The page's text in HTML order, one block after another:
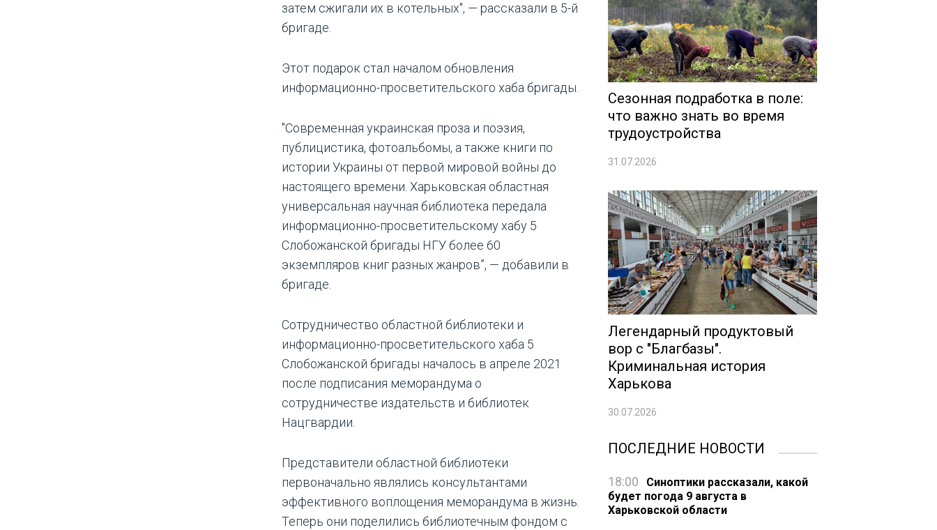
затем сжигали их в котельных", — рассказали в 5-й
бригаде.
Этот подарок стал началом обновления
информационно-просветительского хаба бригады.
"Современная украинская проза и поэзия,
публицистика, фотоальбомы, а также книги по
истории Украины от первой мировой войны до
настоящего времени. Харьковская областная
универсальная научная библиотека передала
информационно-просветительскому хабу 5
Слобожанской бригады НГУ более 60
экземпляров книг разных жанров”, — добавили в
бригаде.
Сотрудничество областной библиотеки и
информационно-просветительского хаба 5
Слобожанской бригады началось в апреле 2021
после подписания меморандума о
сотрудничестве издательств и библиотек
Нацгвардии.
Представители областной библиотеки
первоначально являлись консультантами
эффективного воплощения меморандума в жизнь.
Теперь они поделились библиотечным фондом с
Сезонная подработка в поле:
что важно знать во время
трудоустройства
31.07.2026
Легендарный продуктовый
вор с "Благбазы".
Криминальная история
Харькова
30.07.2026
ПОСЛЕДНИЕ НОВОСТИ
18:00
Синоптики рассказали, какой
будет погода 9 августа в
Харьковской области